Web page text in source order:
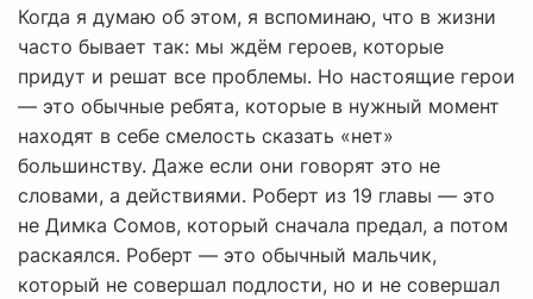
Когда я думаю об этом, я вспоминаю, что в жизни
часто бывает так: мы ждём героев, которые
придут и решат все проблемы. Но настоящие герои
— это обычные ребята, которые в нужный момент
находят в себе смелость сказать «нет»
большинству. Даже если они говорят это не
словами, а действиями. Роберт из 19 главы — это
не Димка Сомов, который сначала предал, а потом
раскаялся. Роберт — это обычный мальчик,
который не совершал подлости, но и не совершал